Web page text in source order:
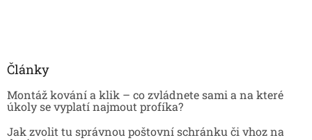
Články
Montáž kování a klik – co zvládnete sami a na které
úkoly se vyplatí najmout profíka?
Jak zvolit tu správnou poštovní schránku či vhoz na